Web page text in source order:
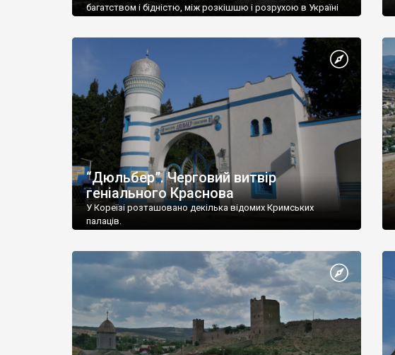
багатством і бідністю, між розкішшю і розрухою в Україні
“Дюльбер”. Черговий витвір
геніального Краснова
У Кореїзі розташовано декілька відомих Кримських
палаців.